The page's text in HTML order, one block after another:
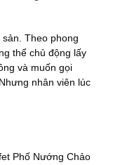
Theo phong
thể chủ động lấy
và muốn gọi
nhân viên lúc
Phố Nướng Chảo